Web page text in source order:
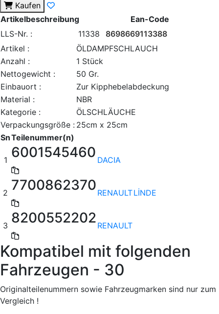
Kaufen
Artikelbeschreibung
Ean-Code
LLS-Nr. :
11338
8698669113388
Artikel :
ÖLDAMPFSCHLAUCH
Anzahl :
1 Stück
Nettogewicht :
50 Gr.
Einbauort :
Zur Kipphebelabdeckung
Material :
NBR
Kategorie :
ÖLSCHLÄUCHE
Verpackungsgröße : 25cm x 25cm
SnTeilenummer(n)
1 6001545460 DACIA
2 7700862370 RENAULTLİNDE
3 8200552202 RENAULT
Kompatibel mit folgenden
Fahrzeugen - 30
Originalteilenummern sowie Fahrzeugmarken sind nur zum
Vergleich !